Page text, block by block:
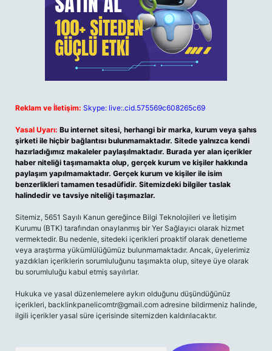
Reklam ve İletişim: Skype: live:.cid.575569c608265c69
Yasal Uyarı: Bu internet sitesi, herhangi bir marka, kurum veya şahıs
şirketi ile hiçbir bağlantısı bulunmamaktadır. Sitede yalnızca kendi
hazırladığımız makaleler paylaşılmaktadır. Burada yer alan içerikler
haber niteliği taşımamakta olup, gerçek kurum ve kişiler hakkında
paylaşım yapılmamaktadır. Gerçek kurum ve kişiler ile isim
benzerlikleri tamamen tesadüfidir. Sitemizdeki bilgiler taslak
halindedir ve tavsiye niteliği taşımazlar.
Sitemiz, 5651 Sayılı Kanun gereğince Bilgi Teknolojileri ve İletişim
Kurumu (BTK) tarafından onaylanmış bir Yer Sağlayıcı olarak hizmet
vermektedir. Bu nedenle, sitedeki içerikleri proaktif olarak denetleme
veya araştırma yükümlülüğümüz bulunmamaktadır. Ancak, üyelerimiz
yazdıkları içeriklerin sorumluluğunu taşımakta olup, siteye üye olarak
bu sorumluluğu kabul etmiş sayılırlar.
Hukuka ve yasal düzenlemelere aykırı olduğunu düşündüğünüz
içerikleri, backlinkpanelicomtr@gmail.com adresine bildirmeniz halinde,
ilgili içerikler yasal süre içerisinde sitemizden kaldırılacaktır.